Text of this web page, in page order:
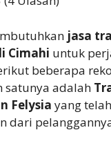
jasa
Cimahi untuk
beberapa
satunya adalah
Felysia yang
dari